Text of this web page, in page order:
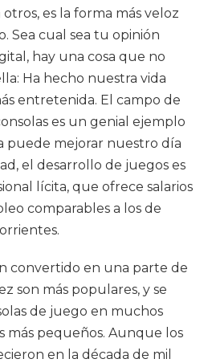
es la forma más veloz
Sea cual sea tu opinión
hay una cosa que no
Ha hecho nuestra vida
entretenida. El campo de
es un genial ejemplo
puede mejorar nuestro día
el desarrollo de juegos es
lícita, que ofrece salarios
comparables a los de
convertido en una parte de
son más populares, y se
de juego en muchos
más pequeños. Aunque los
en la década de mil